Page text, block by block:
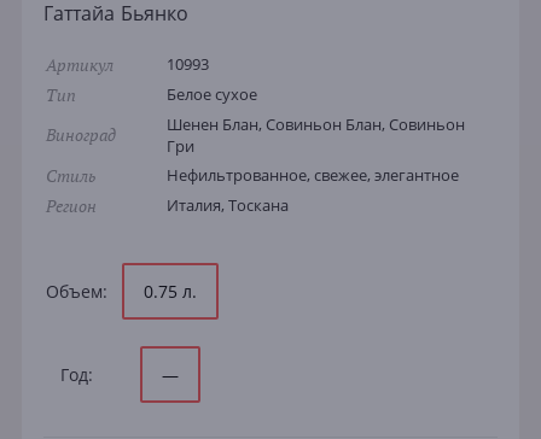
Гаттайа Бьянко
Артикул 10993
Тип Белое сухое
Виноград
Шенен Блан, Совиньон Блан, Совиньон
Гри
Стиль Нефильтрованное, свежее, элегантное
Регион Италия, Тоскана
Объем: 0.75 л.
Год: —